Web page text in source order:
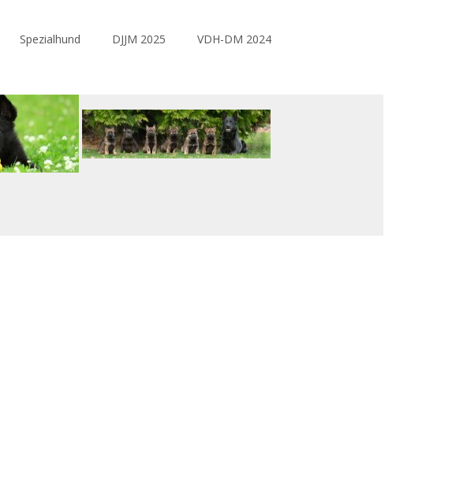
Spezialhund DJJM 2025 VDH-DM 2024